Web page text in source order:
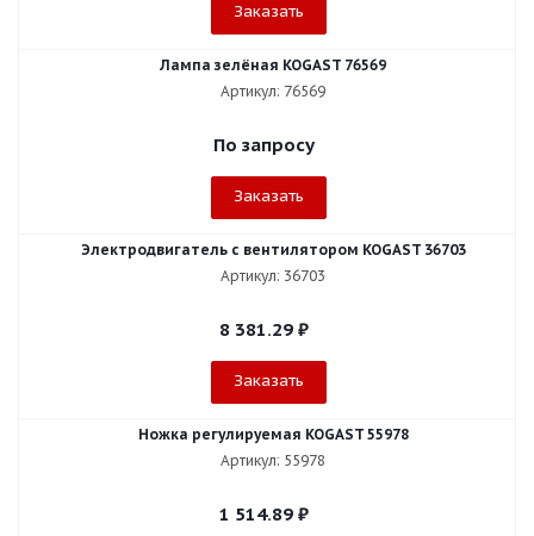
Заказать
Лампа зелёная KOGAST 76569
Артикул: 76569
По запросу
Заказать
Электродвигатель с вентилятором KOGAST 36703
Артикул: 36703
8 381.29 ₽
Заказать
Ножка регулируемая KOGAST 55978
Артикул: 55978
1 514.89 ₽